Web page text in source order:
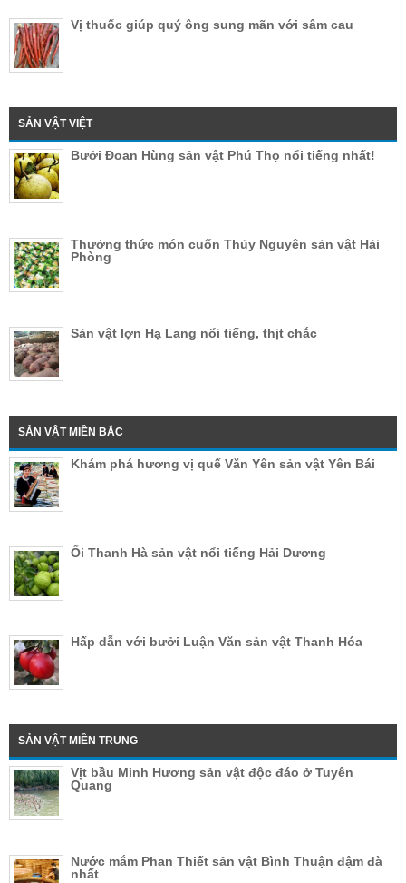
Vị thuốc giúp quý ông sung mãn với sâm cau
SẢN VẬT VIỆT
Bưởi Đoan Hùng sản vật Phú Thọ nổi tiếng nhất!
Thưởng thức món cuốn Thủy Nguyên sản vật Hải
Phòng
Sản vật lợn Hạ Lang nổi tiếng, thịt chắc
SẢN VẬT MIỀN BẮC
Khám phá hương vị quế Văn Yên sản vật Yên Bái
Ổi Thanh Hà sản vật nổi tiếng Hải Dương
Hấp dẫn với bưởi Luận Văn sản vật Thanh Hóa
SẢN VẬT MIỀN TRUNG
Vịt bầu Minh Hương sản vật độc đáo ở Tuyên
Quang
Nước mắm Phan Thiết sản vật Bình Thuận đậm đà
nhất